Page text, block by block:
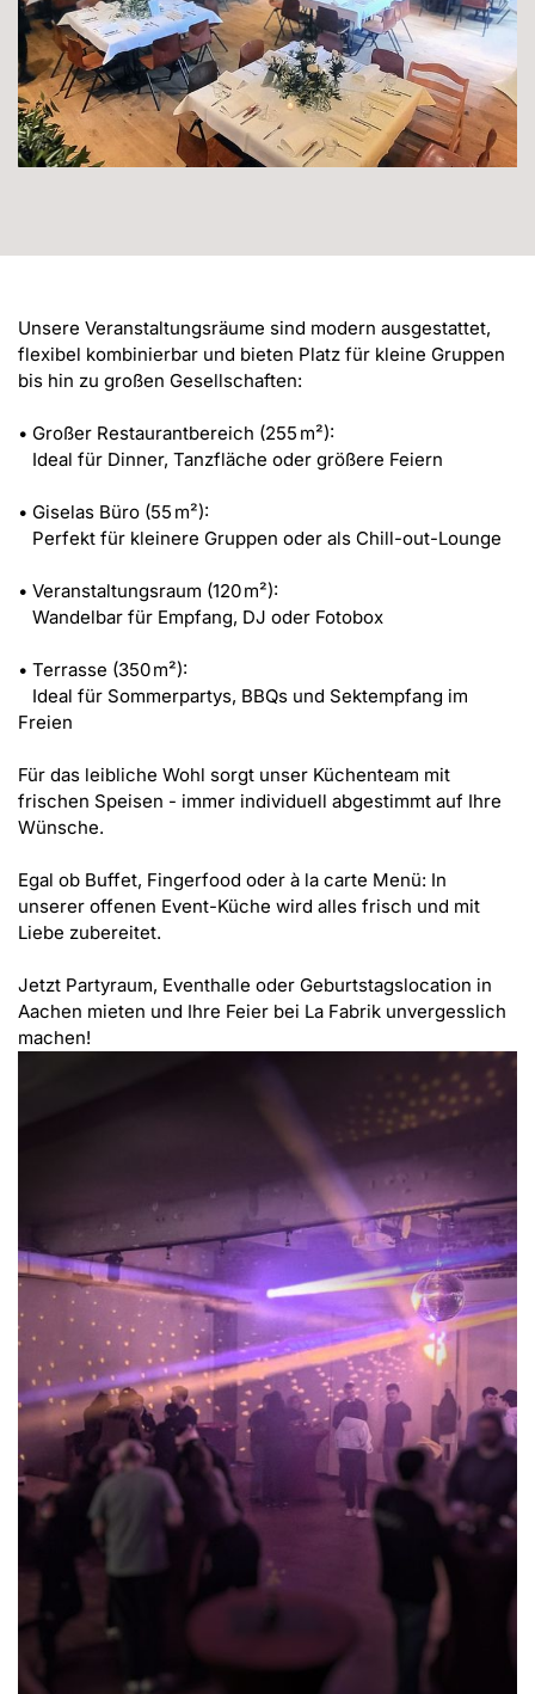
Unsere Veranstaltungsräume sind modern ausgestattet,
flexibel kombinierbar und bieten Platz für kleine Gruppen
bis hin zu großen Gesellschaften:
• Großer Restaurantbereich (255 m²):
• Giselas Büro (55 m²):
• Veranstaltungsraum (120 m²):
• Terrasse (350 m²):
Freien
Für das leibliche Wohl sorgt unser Küchenteam mit
frischen Speisen - immer individuell abgestimmt auf Ihre
Wünsche.
Egal ob Buffet, Fingerfood oder à la carte Menü: In
unserer offenen Event-Küche wird alles frisch und mit
Liebe zubereitet.
Jetzt Partyraum, Eventhalle oder Geburtstagslocation in
Aachen mieten und Ihre Feier bei La Fabrik unvergesslich
machen!